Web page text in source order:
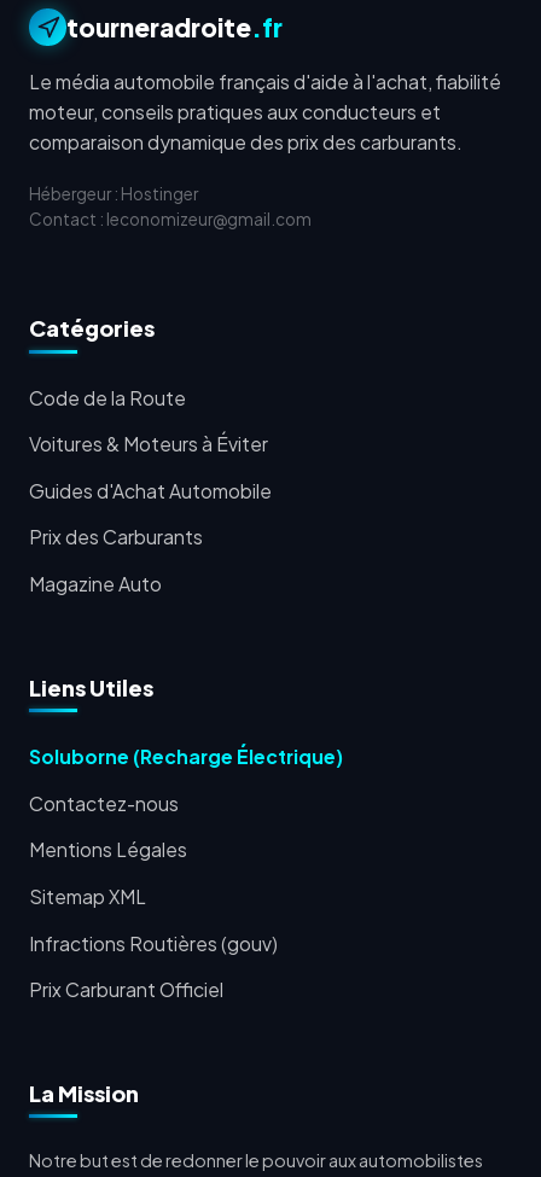
tourneradroite.fr
Le média automobile français d'aide à l'achat, fiabilité
moteur, conseils pratiques aux conducteurs et
comparaison dynamique des prix des carburants.
Hébergeur : Hostinger
Contact : leconomizeur@gmail.com
Catégories
Code de la Route
Voitures & Moteurs à Éviter
Guides d'Achat Automobile
Prix des Carburants
Magazine Auto
Liens Utiles
Soluborne (Recharge Électrique)
Contactez-nous
Mentions Légales
Sitemap XML
Infractions Routières (gouv)
Prix Carburant Officiel
La Mission
Notre but est de redonner le pouvoir aux automobilistes